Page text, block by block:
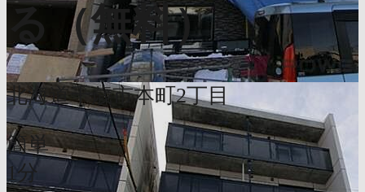
る（無料）
北海道千歳市本町2丁目
簡単
1分